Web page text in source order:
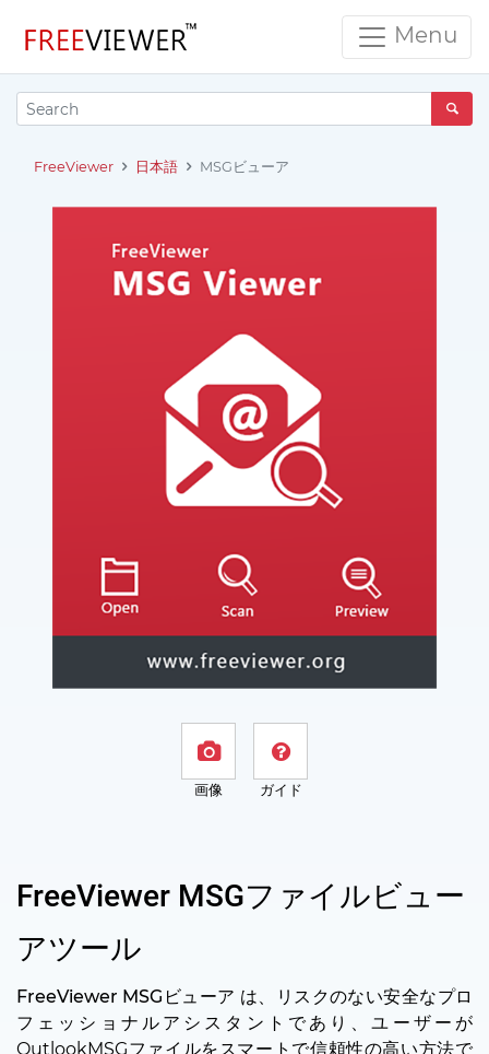
Menu
FreeViewer 日本語 MSGビューア
画像 ガイド
FreeViewer MSGファイルビュー
アツール
FreeViewer MSGビューア は、リスクのない安全なプロ
フェッショナルアシスタントであり、ユーザーが
OutlookMSGファイルをスマートで信頼性の高い方法で